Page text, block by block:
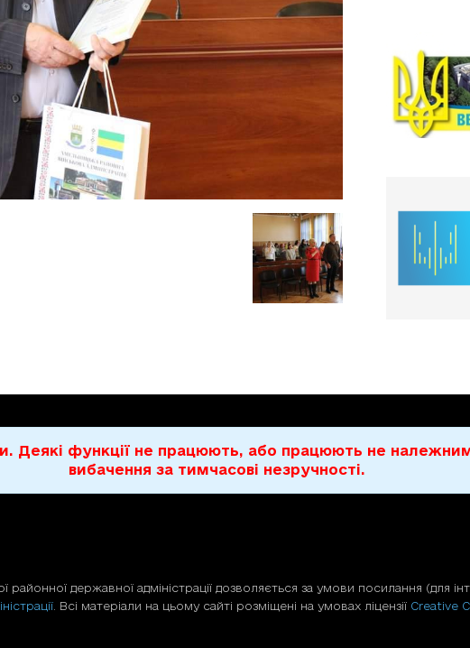
Деякі функції не працюють, або працюють не
вибачення за тимчасові незручності.
державної адміністрації дозволяється за умови посилання (для
. Всі матеріали на цьому сайті розміщені на умовах ліцензії Creative